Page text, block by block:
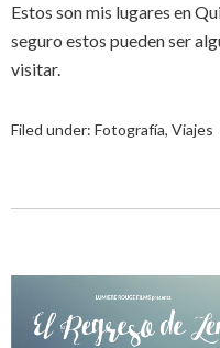
Estos son mis lugares en
seguro estos pueden ser
visitar.
Filed under: Fotografía, Viajes